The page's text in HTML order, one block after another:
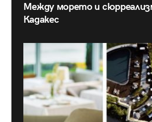
Между морето и
Кадакес